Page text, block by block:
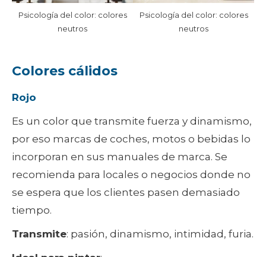
Psicología del color: colores
neutros
Psicología del color: colores
neutros
Colores cálidos
Rojo
Es un color que transmite fuerza y dinamismo,
por eso marcas de coches, motos o bebidas lo
incorporan en sus manuales de marca. Se
recomienda para locales o negocios donde no
se espera que los clientes pasen demasiado
tiempo.
Transmite: pasión, dinamismo, intimidad, furia.